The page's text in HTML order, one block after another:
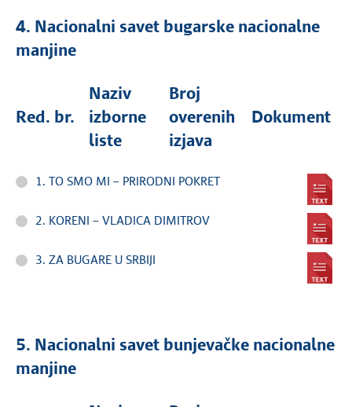
4. Nacionalni savet bugarske nacionalne
manjine
Red. br.
Naziv
izborne
liste
Broj
overenih
izjava
Dokument
1. TO SMO MI – PRIRODNI POKRET
2. KORENI – VLADICA DIMITROV
3. ZA BUGARE U SRBIJI
5. Nacionalni savet bunjevačke nacionalne
manjine